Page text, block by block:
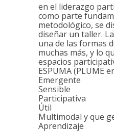
en el liderazgo
como parte
metodológico, se
diseñar un taller.
una de las formas
muchas más, y lo
espacios
ESPUMA (PLUME
Emergente
Sensible
Participativa
Útil
Multimodal y que
Aprendizaje